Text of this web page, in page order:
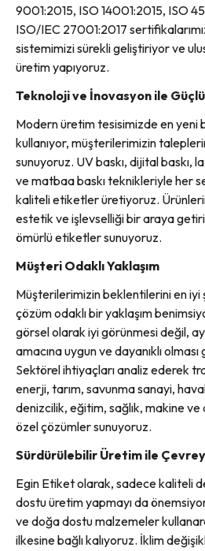
9001:2015, ISO 14001:2015, ISO
ISO/IEC 27001:2017
sistemimizi sürekli geliştiriyor ve
üretim yapıyoruz.
Teknoloji ve İnovasyon ile
Modern üretim tesisimizde en yeni
kullanıyor, müşterilerimizin
sunuyoruz. UV baskı, dijital baskı,
ve matbaa baskı teknikleriyle her
kaliteli etiketler üretiyoruz.
estetik ve işlevselliği bir araya
ömürlü etiketler sunuyoruz.
Müşteri Odaklı Yaklaşım
Müşterilerimizin beklentilerini en iyi
çözüm odaklı bir yaklaşım
görsel olarak iyi görünmesi değil,
amacına uygun ve dayanıklı
Sektörel ihtiyaçları analiz ederek
enerji, tarım, savunma sanayi,
denizcilik, eğitim, sağlık, makine
özel çözümler sunuyoruz.
Sürdürülebilir Üretim ile
Egin Etiket olarak, sadece kaliteli
dostu üretim yapmayı da
ve doğa dostu malzemeler
ilkesine bağlı kalıyoruz. İklim